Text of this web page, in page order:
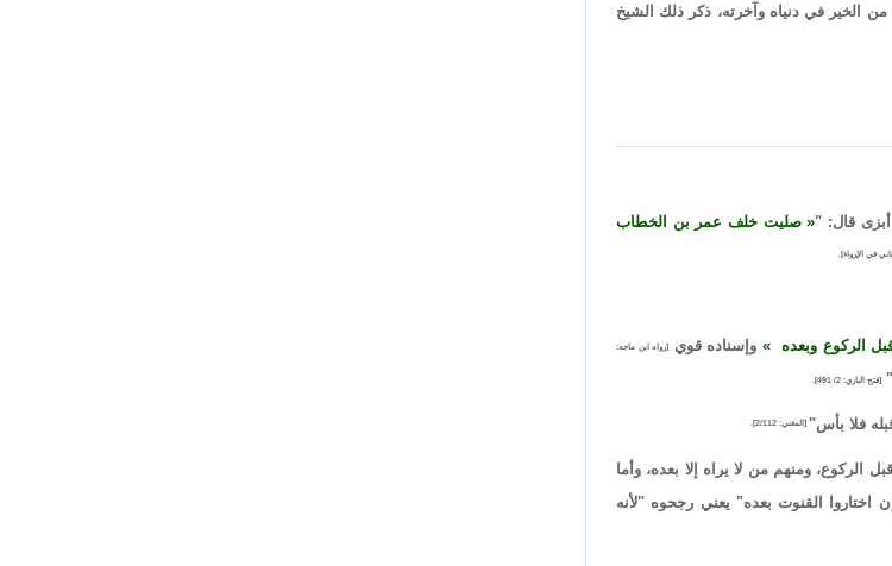
الخير في دنياه وآخرته، ذكر ذلك الشيخ
قال: "
صليت خلف عمر بن الخطاب
الركوع وبعده وإسناده قوي [رواه ابن ماجه:
[فتح الباري: 2/ 491].
فلا بأس" [المغني: 2/112].
ومنهم من لا يراه إلا بعده، وأما
اختاروا القنوت بعده" يعني رجحوه "لأنه